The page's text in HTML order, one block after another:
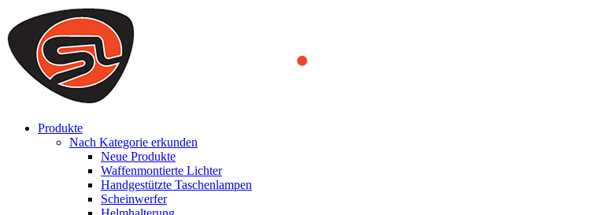
We use cookies to ensure that we provide you the best experience on our website. By continuing to browse this
you a better experience. To learn more or to find out how you can disable cookies, you can access our
ACCEPT AND CLOSE
Produkte
Nach Kategorie erkunden
Neue Produkte
Waffenmontierte Lichter
Handgestützte Taschenlampen
Scheinwerfer